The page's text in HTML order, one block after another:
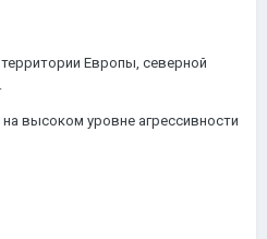
Европы, северной
высоком уровне агрессивности